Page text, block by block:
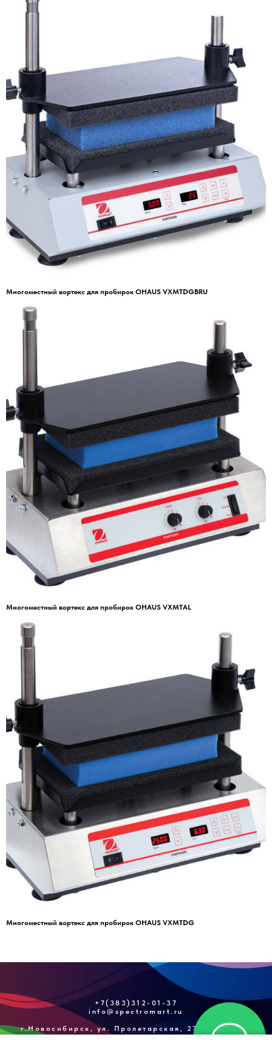
Многоместный вортекс для пробирок OHAUS VXMTDGBRU
Многоместный вортекс для пробирок OHAUS VXMTAL
Многоместный вортекс для пробирок OHAUS VXMTDG
+7(383)312-01-37
info@spectromart.ru
г.Новосибирск, ул. Пролетарская, 271/3, оф. №1